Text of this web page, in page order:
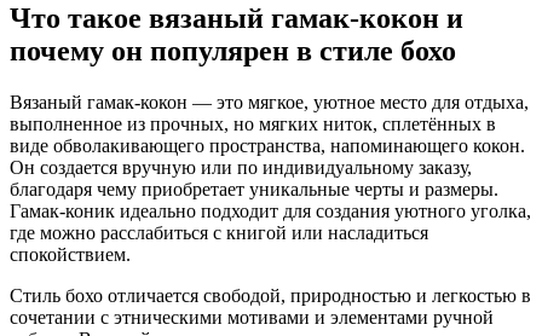
Что такое вязаный гамак-кокон и
почему он популярен в стиле бохо
Вязаный гамак-кокон — это мягкое, уютное место для отдыха,
выполненное из прочных, но мягких ниток, сплетённых в
виде обволакивающего пространства, напоминающего кокон.
Он создается вручную или по индивидуальному заказу,
благодаря чему приобретает уникальные черты и размеры.
Гамак-коник идеально подходит для создания уютного уголка,
где можно расслабиться с книгой или насладиться
спокойствием.
Стиль бохо отличается свободой, природностью и легкостью в
сочетании с этническими мотивами и элементами ручной